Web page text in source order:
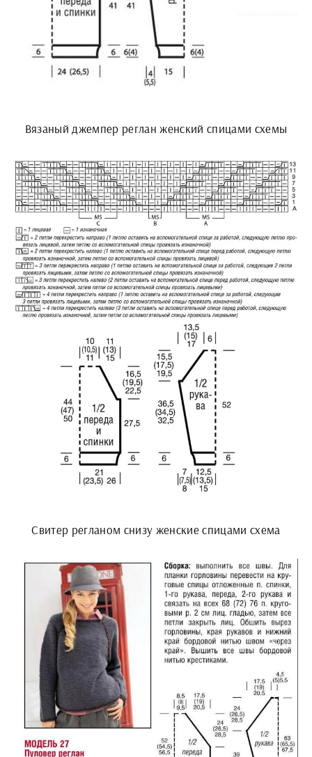
Вязаный джемпер реглан женский спицами схемы
Свитер регланом снизу женские спицами схема